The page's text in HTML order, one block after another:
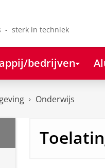
- sterk in techniek
bedrijven
Onderwijs